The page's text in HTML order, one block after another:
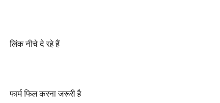
लिंक नीचे दे रहे हैं
फार्म फिल करना जरूरी है